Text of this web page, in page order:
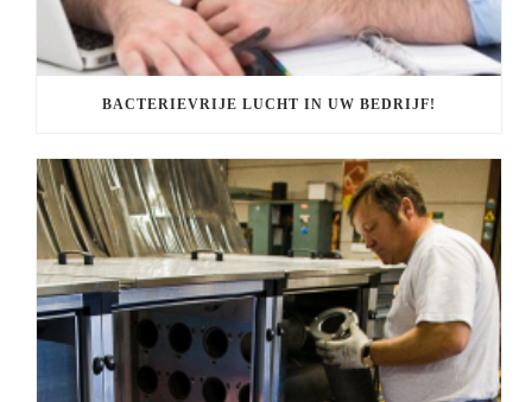
BACTERIEVRIJE LUCHT IN UW BEDRIJF!